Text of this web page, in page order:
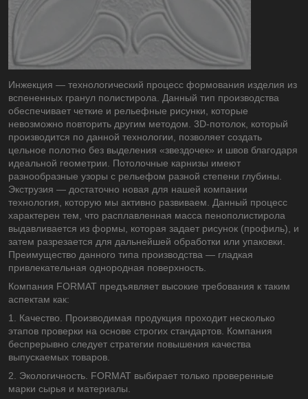
Инжекция — технологический процесс формования изделия из
вспененных гранул полистирола. Данный тип производства
обеспечивает четкие и рельефные рисунки, которые
невозможно повторить другим методом. 3D-потолок, который
производится по данной технологии, позволяет создать
цельное полотно без выделения «звездочек» и швов благодаря
идеальной геометрии. Потолочные карнизы имеют
разнообразные узоры с рельефом разной степени глубины.
Экструзия — достаточно новая для нашей компании
технология, которую мы активно развиваем. Данный процесс
характерен тем, что расплавленная масса пенополистирола
выдавливается из формы, которая задает рисунок (профиль), и
затем разрезается для дальнейшей обработки или упаковки.
Преимущество данного типа производства — гладкая
привлекательная однородная поверхность.
Компания FORMAT предъявляет высокие требования к таким
аспектам как:
1. Качество. Производимая продукция проходит несколько
этапов проверки на основе строгих стандартов. Компания
беспрерывно следует стратегии повышения качества
выпускаемых товаров.
2. Экологичность. FORMAT выбирает только проверенные
марки сырья и материалы.